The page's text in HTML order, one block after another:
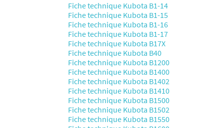
Fiche technique Kubota B1-14
Fiche technique Kubota B1-15
Fiche technique Kubota B1-16
Fiche technique Kubota B1-17
Fiche technique Kubota B17X
Fiche technique Kubota B40
Fiche technique Kubota B1200
Fiche technique Kubota B1400
Fiche technique Kubota B1402
Fiche technique Kubota B1410
Fiche technique Kubota B1500
Fiche technique Kubota B1502
Fiche technique Kubota B1550